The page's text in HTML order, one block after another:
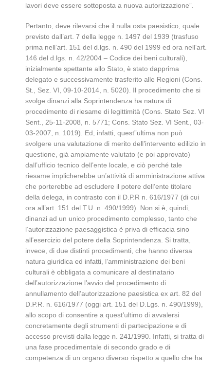
lavori deve essere sottoposta a nuova autorizzazione”.
Pertanto, deve rilevarsi che il nulla osta paesistico, quale
previsto dall’art. 7 della legge n. 1497 del 1939 (trasfuso
prima nell’art. 151 del d.lgs. n. 490 del 1999 ed ora nell’art.
146 del d.lgs. n. 42/2004 – Codice dei beni culturali),
inizialmente spettante allo Stato, è stato dapprima
delegato e successivamente trasferito alle Regioni (Cons.
St., Sez. VI, 09-10-2014, n. 5020). Il procedimento che si
svolge dinanzi alla Soprintendenza ha natura di
procedimento di riesame di legittimità (Cons. Stato Sez. VI
Sent., 25-11-2008, n. 5771; Cons. Stato Sez. VI Sent., 03-
03-2007, n. 1019). Ed, infatti, quest”ultima non può
svolgere una valutazione di merito dell’intervento edilizio in
questione, già ampiamente valutato (e poi approvato)
dall’ufficio tecnico dell’ente locale, e ciò perché tale
riesame implicherebbe un’attività di amministrazione attiva
che porterebbe ad escludere il potere dell’ente titolare
della delega, in contrasto con il D.P.R n. 616/1977 (di cui
ora all’art. 151 del T.U. n. 490/1999). Non si è, quindi,
dinanzi ad un unico procedimento complesso, tanto che
l’autorizzazione paesaggistica è priva di efficacia sino
all’esercizio del potere della Soprintendenza. Si tratta,
invece, di due distinti procedimenti, che hanno diversa
natura giuridica ed infatti, l’amministrazione dei beni
culturali è obbligata a comunicare al destinatario
dell’autorizzazione l’avvio del procedimento di
annullamento dell’autorizzazione paesistica ex art. 82 del
D.P.R. n. 616/1977 (oggi art. 151 del D.Lgs. n. 490/1999),
allo scopo di consentire a quest’ultimo di avvalersi
concretamente degli strumenti di partecipazione e di
accesso previsti dalla legge n. 241/1990. Infatti, si tratta di
una fase procedimentale di secondo grado e di
competenza di un organo diverso rispetto a quello che ha